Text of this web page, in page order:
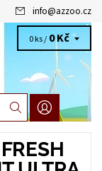
info@azzoo.cz
0 ks / 0 Kč